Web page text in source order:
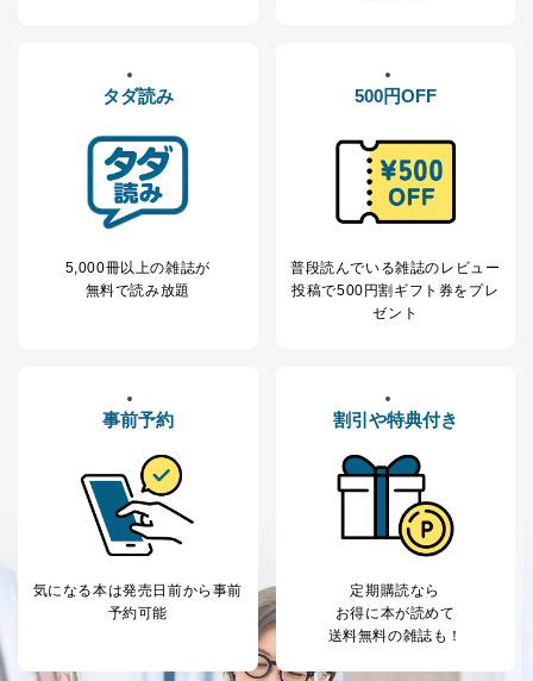
国の機関もしくは地方公共団体またはその委託を
受けた者が法令の定める事務を遂行することに対して
ことにより当該事務の遂行に支障を及ぼすおそれがあ
るとき。
上記２．の利用目的を実施するために守秘義務を
結んだ企業に、業務の一部として個人情報の取扱いを
提供先企業に個人情報を開示することがあります。
委託・提供先企業は具体的には以下のような企業です
提供先：出版社、出版物発売元、卸売会社、販
売店など商品の供給者、梱包会社、配送会社、新
４．開示対象個人情報の「開示」「訂正」等の請求につ
いて
当社は、本人から、開示対象個人情報について利用目的
す。ただし、以下①～④のいずれかに該当する場合は、
利用目的の通知を行なうことはできません。そのとき
は、本人に遅滞無くその旨を通知するとともに、理由を
説明させていただきます。
タダ読み
5,000冊以上の雑誌が
無料で読み放題
500円OFF
普段読んでいる雑誌のレビュー
投稿で500円割ギフト券をプレ
ゼント
事前予約
気になる本は発売日前から事前
予約可能
割引や特典付き
定期購読なら
お得に本が読めて
送料無料の雑誌も！